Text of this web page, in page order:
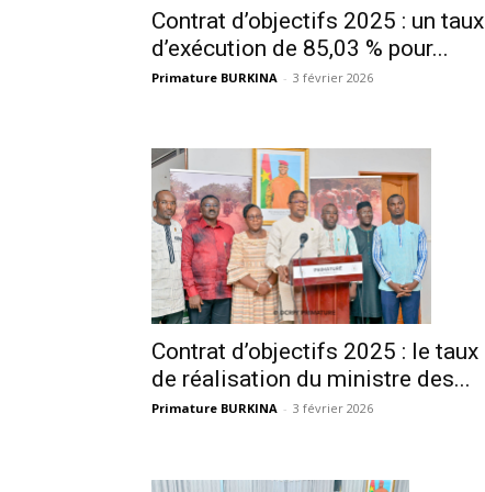
Contrat d’objectifs 2025 : un taux
d’exécution de 85,03 % pour...
Primature BURKINA - 3 février 2026
Contrat d’objectifs 2025 : le taux
de réalisation du ministre des...
Primature BURKINA - 3 février 2026